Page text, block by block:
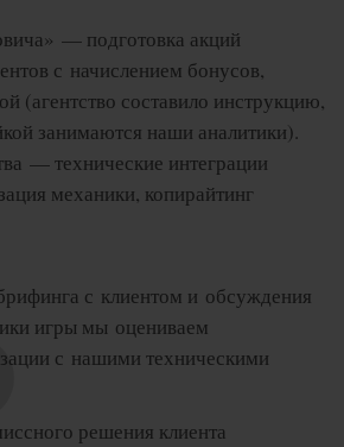
— подготовка акций
с начислением бонусов,
(агентство составило инструкцию,
занимаются наши аналитики).
— технические интеграции
механики, копирайтинг
с клиентом и обсуждения
игры мы оцениваем
с нашими техническими
решения клиента